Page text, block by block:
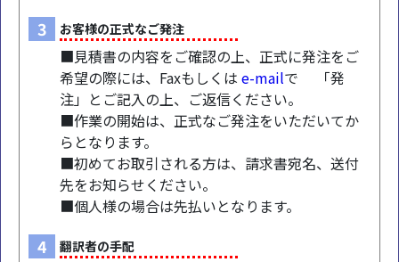
3 お客様の正式なご発注
■見積書の内容をご確認の上、正式に発注をご
希望の際には、Faxもしくは e-mailで 「発
注」とご記入の上、ご返信ください。
■作業の開始は、正式なご発注をいただいてか
らとなります。
■初めてお取引される方は、請求書宛名、送付
先をお知らせください。
■個人様の場合は先払いとなります。
4 翻訳者の手配